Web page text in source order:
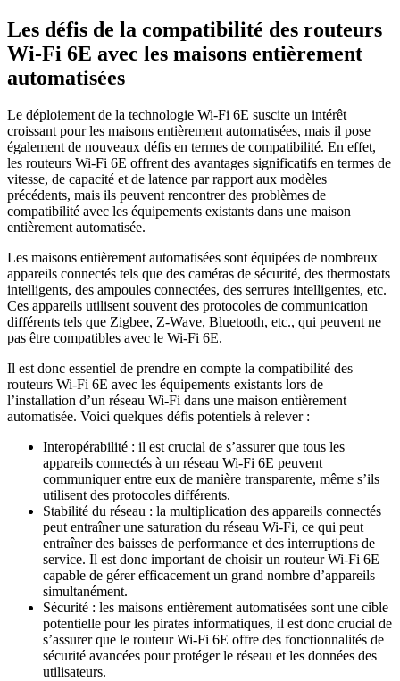
Les défis de la compatibilité des routeurs
Wi-Fi 6E avec les maisons entièrement
automatisées
Le déploiement de la technologie Wi-Fi 6E suscite un intérêt
croissant pour les maisons entièrement automatisées, mais il pose
également de nouveaux défis en termes de compatibilité. En effet,
les routeurs Wi-Fi 6E offrent des avantages significatifs en termes de
vitesse, de capacité et de latence par rapport aux modèles
précédents, mais ils peuvent rencontrer des problèmes de
compatibilité avec les équipements existants dans une maison
entièrement automatisée.
Les maisons entièrement automatisées sont équipées de nombreux
appareils connectés tels que des caméras de sécurité, des thermostats
intelligents, des ampoules connectées, des serrures intelligentes, etc.
Ces appareils utilisent souvent des protocoles de communication
différents tels que Zigbee, Z-Wave, Bluetooth, etc., qui peuvent ne
pas être compatibles avec le Wi-Fi 6E.
Il est donc essentiel de prendre en compte la compatibilité des
routeurs Wi-Fi 6E avec les équipements existants lors de
l’installation d’un réseau Wi-Fi dans une maison entièrement
automatisée. Voici quelques défis potentiels à relever :
Interopérabilité : il est crucial de s’assurer que tous les
appareils connectés à un réseau Wi-Fi 6E peuvent
communiquer entre eux de manière transparente, même s’ils
utilisent des protocoles différents.
Stabilité du réseau : la multiplication des appareils connectés
peut entraîner une saturation du réseau Wi-Fi, ce qui peut
entraîner des baisses de performance et des interruptions de
service. Il est donc important de choisir un routeur Wi-Fi 6E
capable de gérer efficacement un grand nombre d’appareils
simultanément.
Sécurité : les maisons entièrement automatisées sont une cible
potentielle pour les pirates informatiques, il est donc crucial de
s’assurer que le routeur Wi-Fi 6E offre des fonctionnalités de
sécurité avancées pour protéger le réseau et les données des
utilisateurs.